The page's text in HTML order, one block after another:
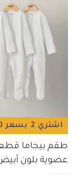
الارتداء والتغيير
غسيل عند درجة
المبيّضات
منخفضة
على حدة
اشتري 2 بسعر 220 د.إ
طقم بيجاما
عضوية بلون أبيض - 3